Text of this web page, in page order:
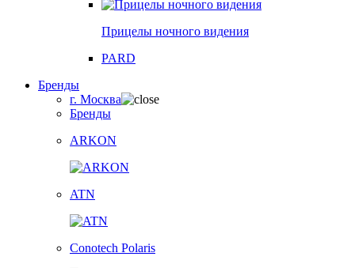
Прицелы ночного видения
PARD
Бренды
г. Москва
Бренды
ARKON
ATN
Conotech Polaris